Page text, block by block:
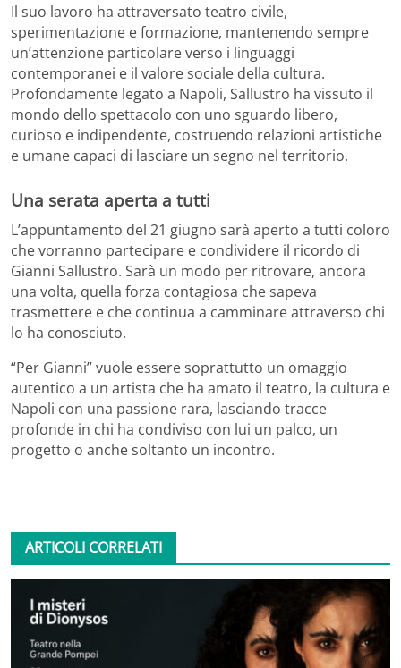
Il suo lavoro ha attraversato teatro civile,
sperimentazione e formazione, mantenendo sempre
un’attenzione particolare verso i linguaggi
contemporanei e il valore sociale della cultura.
Profondamente legato a Napoli, Sallustro ha vissuto il
mondo dello spettacolo con uno sguardo libero,
curioso e indipendente, costruendo relazioni artistiche
e umane capaci di lasciare un segno nel territorio.
Una serata aperta a tutti
L’appuntamento del 21 giugno sarà aperto a tutti coloro
che vorranno partecipare e condividere il ricordo di
Gianni Sallustro. Sarà un modo per ritrovare, ancora
una volta, quella forza contagiosa che sapeva
trasmettere e che continua a camminare attraverso chi
lo ha conosciuto.
“Per Gianni” vuole essere soprattutto un omaggio
autentico a un artista che ha amato il teatro, la cultura e
Napoli con una passione rara, lasciando tracce
profonde in chi ha condiviso con lui un palco, un
progetto o anche soltanto un incontro.
ARTICOLI CORRELATI